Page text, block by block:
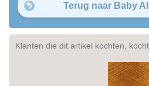
Terug naar Baby
Klanten die dit artikel kochten,